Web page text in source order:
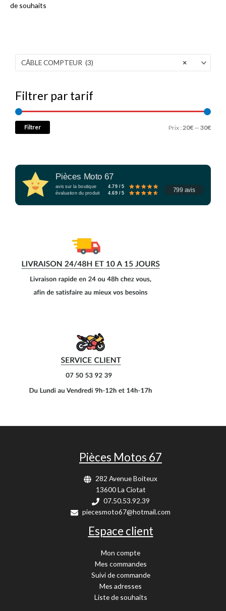
×
CÂBLE COMPTEUR (3)
Filtrer par tarif
Filtrer Prix : 20€ — 30€
Pièces Moto 67
avis sur la boutique
4.79 / 5
évaluation du produit
4.69 / 5 799 avis
de souhaits
Pièces Motos 67
282 Avenue Boiteux
13600 La Ciotat
07.50.53.92.39
piecesmoto67@hotmail.com
Espace client
Mon compte
Mes commandes
Suivi de commande
Mes adresses
Liste de souhaits